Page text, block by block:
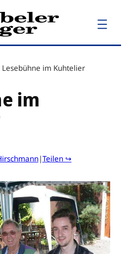
Lesebühne im Kuhtelier
im
|Teilen ↪